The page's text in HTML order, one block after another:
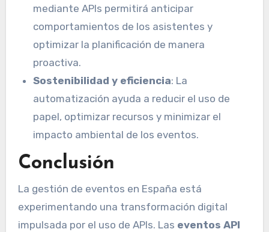
mediante APIs permitirá anticipar
comportamientos de los asistentes y
optimizar la planificación de manera
proactiva.
Sostenibilidad y eficiencia: La
automatización ayuda a reducir el uso de
papel, optimizar recursos y minimizar el
impacto ambiental de los eventos.
Conclusión
La gestión de eventos en España está
experimentando una transformación digital
impulsada por el uso de APIs. Las eventos API